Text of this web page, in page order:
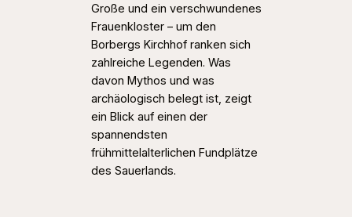
Große und ein verschwundenes
Frauenkloster – um den
Borbergs Kirchhof ranken sich
zahlreiche Legenden. Was
davon Mythos und was
archäologisch belegt ist, zeigt
ein Blick auf einen der
spannendsten
frühmittelalterlichen Fundplätze
des Sauerlands.